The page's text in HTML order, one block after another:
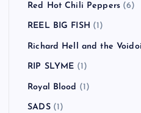
Red Hot Chili Peppers (6)
REEL BIG FISH (1)
Richard Hell and the
RIP SLYME (1)
Royal Blood (1)
SADS(1)